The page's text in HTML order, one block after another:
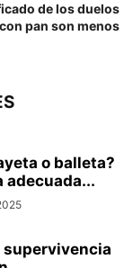
de los duelos
con pan son menos
o balleta?
adecuada...
supervivencia